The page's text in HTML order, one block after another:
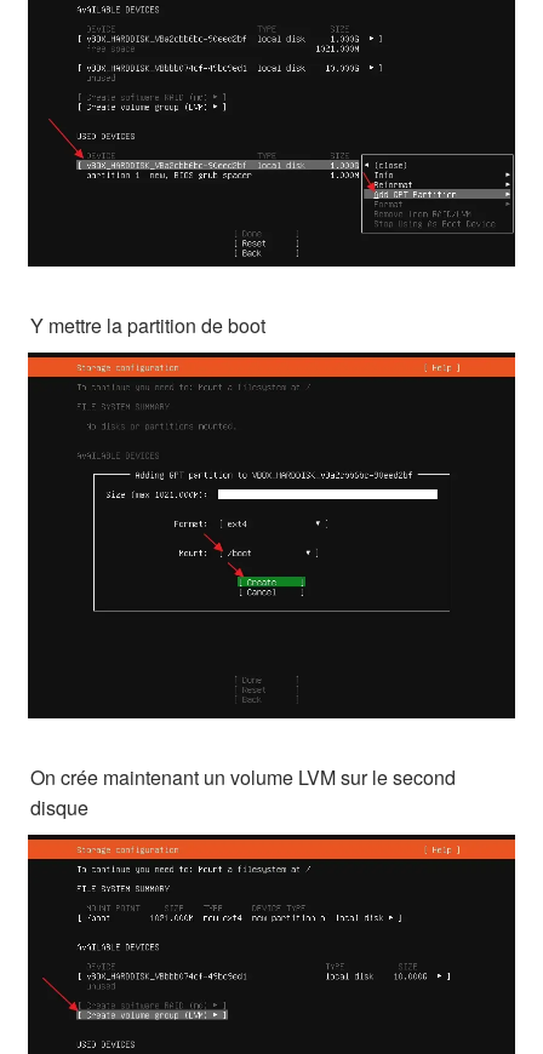
Y mettre la partition de boot
On crée maintenant un volume LVM sur le second
disque